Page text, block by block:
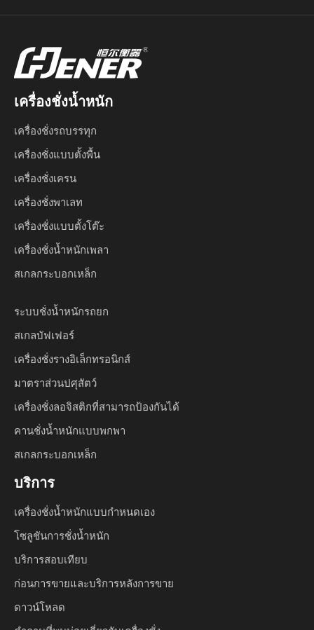
เครื่องชั่งน้ำหนัก
เครื่องชั่งรถบรรทุก
เครื่องชั่งแบบตั้งพื้น
เครื่องชั่งเครน
เครื่องชั่งพาเลท
เครื่องชั่งแบบตั้งโต๊ะ
เครื่องชั่งน้ำหนักเพลา
สเกลกระบอกเหล็ก
ระบบชั่งน้ำหนักรถยก
สเกลบัฟเฟอร์
เครื่องชั่งรางอิเล็กทรอนิกส์
มาตราส่วนปศุสัตว์
เครื่องชั่งลอจิสติกที่สามารถป้องกันได้
คานชั่งน้ำหนักแบบพกพา
สเกลกระบอกเหล็ก
บริการ
เครื่องชั่งน้ำหนักแบบกำหนดเอง
โซลูชันการชั่งน้ำหนัก
บริการสอบเทียบ
ก่อนการขายและบริการหลังการขาย
ดาวน์โหลด